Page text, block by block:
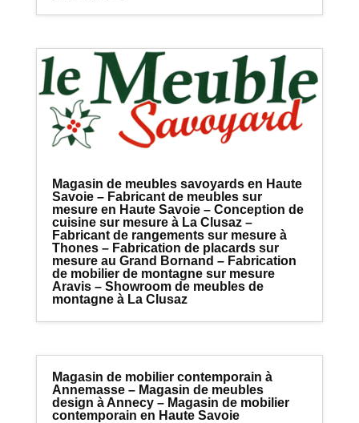
Magasin de meubles savoyards en Haute
Savoie – Fabricant de meubles sur
mesure en Haute Savoie – Conception de
cuisine sur mesure à La Clusaz –
Fabricant de rangements sur mesure à
Thones – Fabrication de placards sur
mesure au Grand Bornand – Fabrication
de mobilier de montagne sur mesure
Aravis – Showroom de meubles de
montagne à La Clusaz
Magasin de mobilier contemporain à
Annemasse – Magasin de meubles
design à Annecy – Magasin de mobilier
contemporain en Haute Savoie